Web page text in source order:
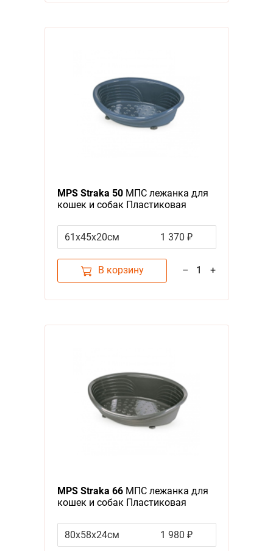
MPS Straka 50МПС лежанка для
кошек и собак Пластиковая
61х45х20см
1 370 ₽
В корзину – 1 +
MPS Straka 66МПС лежанка для
кошек и собак Пластиковая
80х58х24см
1 980 ₽